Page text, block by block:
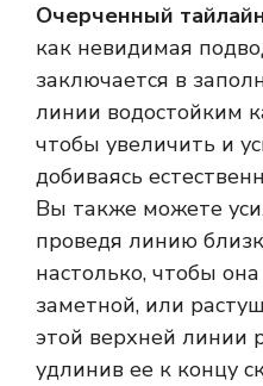
Очерченный
как невидимая
заключается в
линии водостойким
чтобы увеличить и
добиваясь
Вы также можете
проведя линию
настолько, чтобы
заметной, или
этой верхней линии
удлинив ее к концу